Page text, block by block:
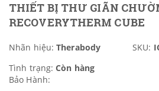
THIẾT BỊ THƯ GIÃN
RECOVERYTHERM CUBE
Nhãn hiệu: Therabody SKU:
Tình trạng: Còn hàng
Bảo Hành: